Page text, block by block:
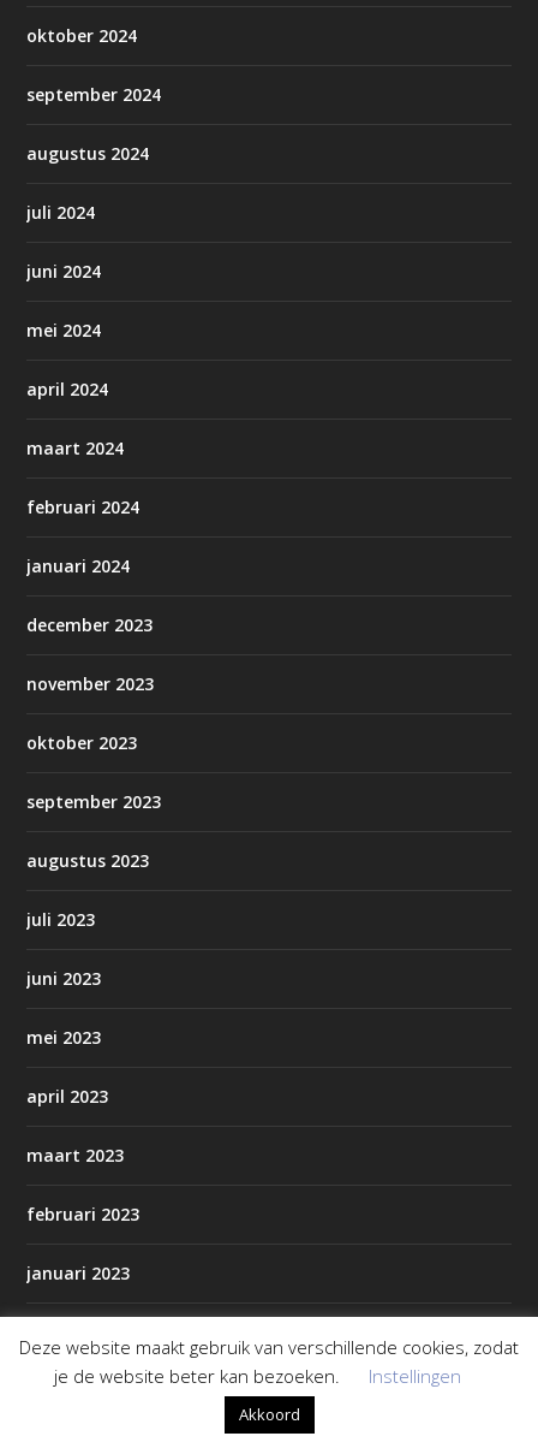
oktober 2024
september 2024
augustus 2024
juli 2024
juni 2024
mei 2024
april 2024
maart 2024
februari 2024
januari 2024
december 2023
november 2023
oktober 2023
september 2023
augustus 2023
juli 2023
juni 2023
mei 2023
april 2023
maart 2023
februari 2023
januari 2023
november 2022
Deze website maakt gebruik van verschillende cookies, zodat
je de website beter kan bezoeken.
Instellingen
Akkoord